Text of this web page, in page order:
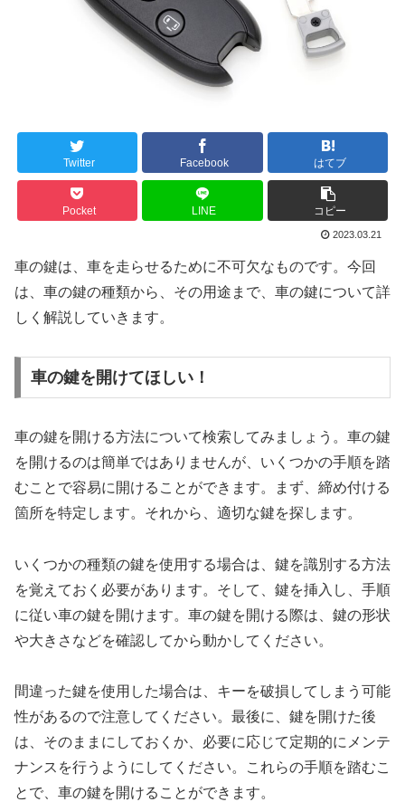
Twitter Facebook はてブ
Pocket LINE コピー
2023.03.21
車の鍵は、車を走らせるために不可欠なものです。今回
は、車の鍵の種類から、その用途まで、車の鍵について詳
しく解説していきます。
車の鍵を開けてほしい！
車の鍵を開ける方法について検索してみましょう。車の鍵
を開けるのは簡単ではありませんが、いくつかの手順を踏
むことで容易に開けることができます。まず、締め付ける
箇所を特定します。それから、適切な鍵を探します。
いくつかの種類の鍵を使用する場合は、鍵を識別する方法
を覚えておく必要があります。そして、鍵を挿入し、手順
に従い車の鍵を開けます。車の鍵を開ける際は、鍵の形状
や大きさなどを確認してから動かしてください。
間違った鍵を使用した場合は、キーを破損してしまう可能
性があるので注意してください。最後に、鍵を開けた後
は、そのままにしておくか、必要に応じて定期的にメンテ
ナンスを行うようにしてください。これらの手順を踏むこ
とで、車の鍵を開けることができます。